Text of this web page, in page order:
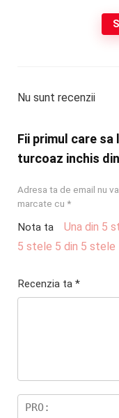
Nu sunt recenzii
Fii primul care sa
turcoaz inchis
Adresa ta de email nu
marcate cu *
Nota ta Una din 5
5 stele 5 din 5 stele
Recenzia ta *